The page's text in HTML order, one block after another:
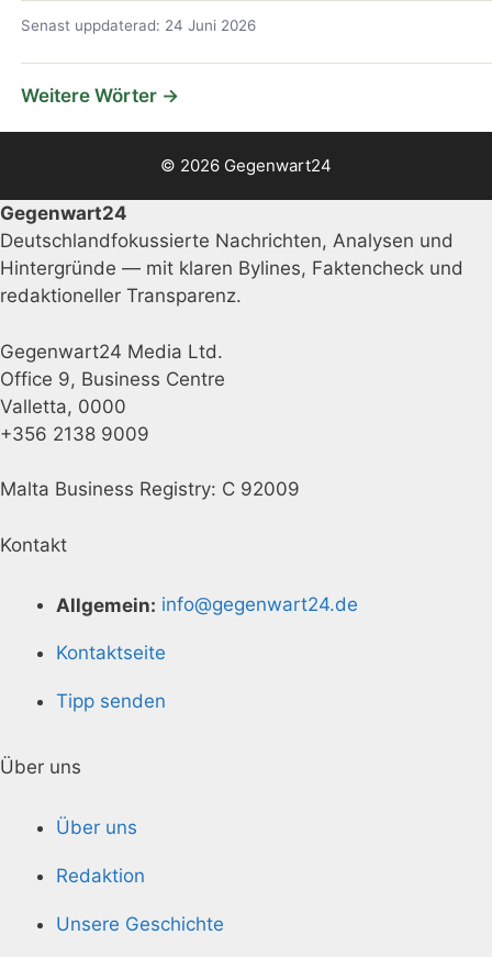
Senast uppdaterad: 24 Juni 2026
Weitere Wörter →
© 2026 Gegenwart24
Gegenwart24
Deutschlandfokussierte Nachrichten, Analysen und
Hintergründe — mit klaren Bylines, Faktencheck und
redaktioneller Transparenz.
Gegenwart24 Media Ltd.
Office 9, Business Centre
Valletta, 0000
+356 2138 9009
Malta Business Registry: C 92009
Kontakt
Allgemein: info@gegenwart24.de
Kontaktseite
Tipp senden
Über uns
Über uns
Redaktion
Unsere Geschichte